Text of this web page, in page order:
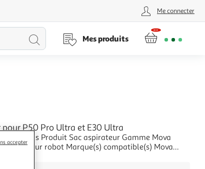
Me connecter
Lancer
Mes produits
pour P50 Pro Ultra et E30 Ultra
aspirateur Gamme Mova
Marque(s) compatible(s) Mova
accepter